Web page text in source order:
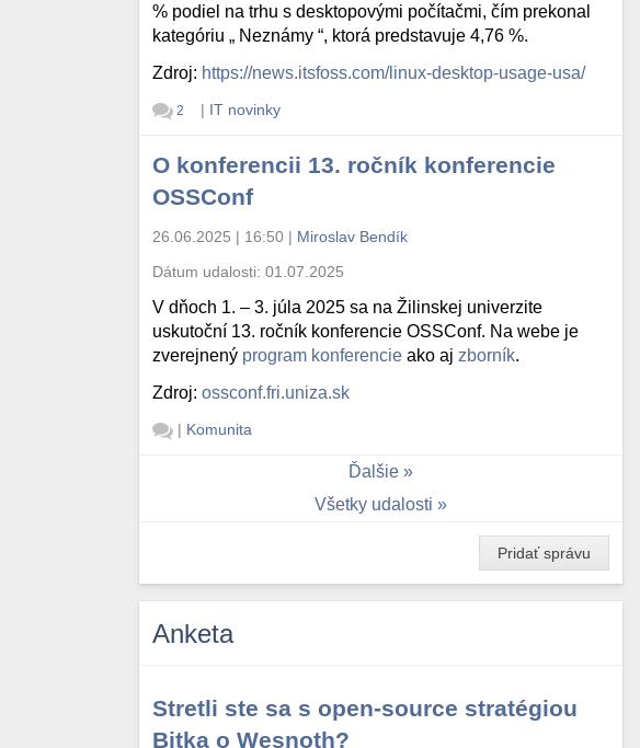
% podiel na trhu s desktopovými počítačmi, čím prekonal
kategóriu „ Neznámy “, ktorá predstavuje 4,76 %.
Zdroj: https://news.itsfoss.com/linux-desktop-usage-usa/
2 | IT novinky
O konferencii 13. ročník konferencie
OSSConf
26.06.2025 | 16:50 | Miroslav Bendík
Dátum udalosti:01.07.2025
V dňoch 1. – 3. júla 2025 sa na Žilinskej univerzite
uskutoční 13. ročník konferencie OSSConf. Na webe je
zverejnený program konferencie ako aj zborník.
Zdroj:ossconf.fri.uniza.sk
| Komunita
Ďalšie
Všetky udalosti
Pridať správu
Anketa
Stretli ste sa s open-source stratégiou
Bitka o Wesnoth?